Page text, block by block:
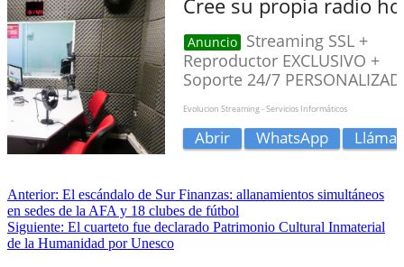
Anterior: El escándalo de Sur Finanzas: allanamientos simultáneos
en sedes de la AFA y 18 clubes de fútbol
Siguiente: El cuarteto fue declarado Patrimonio Cultural Inmaterial
de la Humanidad por Unesco